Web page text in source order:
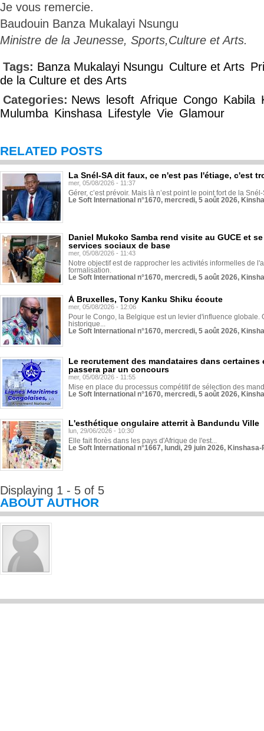
Je vous remercie.
Baudouin Banza Mukalayi Nsungu
Ministre de la Jeunesse, Sports,Culture et Arts.
Tags: Banza Mukalayi Nsungu Culture et Arts
de la Culture et des Arts
Categories: News lesoft Afrique Congo Kabila
Mulumba Kinshasa Lifestyle Vie Glamour
RELATED POSTS
La Snél-SA dit faux, ce n'est pas l'étiage, c'est
mer, 05/08/2026 - 11:37
Gérer, c’est prévoir. Mais là n’est point le point fort de la
Le Soft International n°1670, mercredi, 5 août 2026,
Daniel Mukoko Samba rend visite au GUCE et
services sociaux de base
mer, 05/08/2026 - 11:43
Notre objectif est de rapprocher les activités informelles de
formalisation.
Le Soft International n°1670, mercredi, 5 août 2026,
À Bruxelles, Tony Kanku Shiku écoute
mer, 05/08/2026 - 12:06
Pour le Congo, la Belgique est un levier d'influence globale.
historique...
Le Soft International n°1670, mercredi, 5 août 2026,
Le recrutement des mandataires dans
passera par un concours
mer, 05/08/2026 - 11:55
Mise en place du processus compétitif de sélection des
Le Soft International n°1670, mercredi, 5 août 2026,
L'esthétique ongulaire atterrit à Bandundu Ville
lun, 29/06/2026 - 10:30
Elle fait florès dans les pays d'Afrique de l'est...
Le Soft International n°1667, lundi, 29 juin 2026,
Displaying 1 - 5 of 5
ABOUT AUTHOR